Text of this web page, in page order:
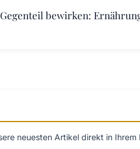
bewirken:
neuesten Artikel direkt in